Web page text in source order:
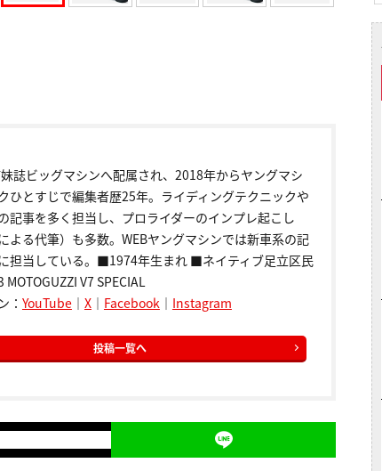
誌ビッグマシンへ配属され、2018年からヤングマシ
ひとすじで編集者歴25年。ライディングテクニックや
記事を多く担当し、プロライダーのインプレ起こし
よる代筆）も多数。WEBヤングマシンでは新車系の記
担当している。■1974年生まれ ■ネイティブ足立区民
V7 SPECIAL
： YouTube｜ X｜ Facebook ｜ Instagram
投稿一覧へ